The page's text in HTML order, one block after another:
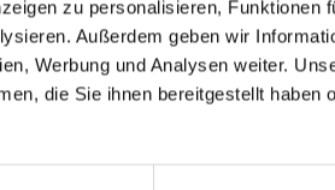
zu personalisieren, Funktionen
Außerdem geben wir
Werbung und Analysen weiter.
die Sie ihnen bereitgestellt haben
nicht
werden
Ausstattung:
Salon für 40
etwa 20
hinter dem
Bordsprachen: